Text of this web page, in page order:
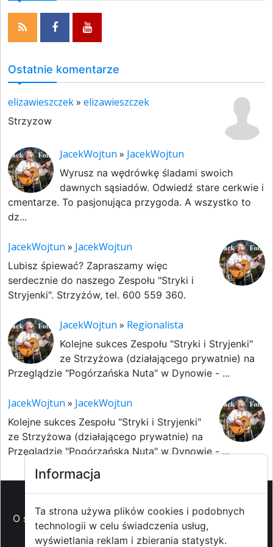
Ostatnie komentarze
elizawieszczek» elizawieszczek
Strzyzow
JacekWojtun » JacekWojtun
Wyrusz na wędrówkę śladami swoich
dawnych sąsiadów. Odwiedź stare cerkwie i
cmentarze. To pasjonująca przygoda. A wszystko to
dz...
JacekWojtun » JacekWojtun
Lubisz śpiewać? Zapraszamy więc
serdecznie do naszego Zespołu "Stryki i
Stryjenki". Strzyżów, tel. 600 559 360.
JacekWojtun » Regionalista
Kolejne sukces Zespołu "Stryki i Stryjenki"
ze Strzyżowa (działającego prywatnie) na
Przeglądzie "Pogórzańska Nuta" w Dynowie - ...
JacekWojtun » JacekWojtun
Kolejne sukces Zespołu "Stryki i Stryjenki"
ze Strzyżowa (działającego prywatnie) na
Przeglądzie "Pogórzańska Nuta" w Dynowie - ...
O strzyzowiak.pl-Reklama-Pomoc (FAQ)-Patronat
medialny - Prawa autorskie- Redakcja i
Informacja
Ta strona używa plików cookies i podobnych
technologii w celu świadczenia usług,
wyświetlania reklam i zbierania statystyk.